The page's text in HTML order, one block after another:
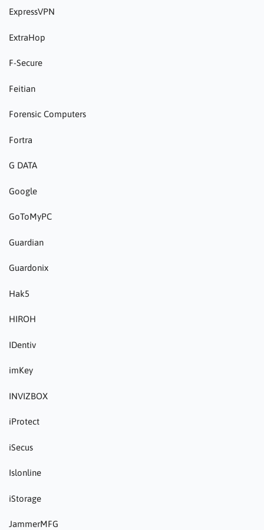
ExpressVPN
ExtraHop
F-Secure
Feitian
Forensic Computers
Fortra
G DATA
Google
GoToMyPC
Guardian
Guardonix
Hak5
HIROH
IDentiv
imKey
INVIZBOX
iProtect
iSecus
Islonline
iStorage
JammerMFG